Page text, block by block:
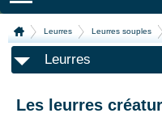
Leurres Leurres souples
Leurres
Les leurres